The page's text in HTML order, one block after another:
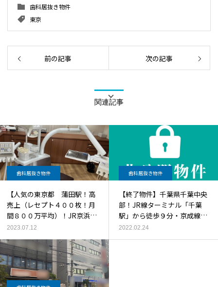
東京
前の記事 次の記事
関連記事
歯科居抜き物件
【人気の東京都 蒲田駅！高
売上（レセプト４００枚！月
間８００万平均）！JR京浜東
北線「蒲田駅」徒歩５分！
KAVO製最上位CT・マイクロ
材充実！内装美麗！地域スー
パー目の前・駅近交差点角地
の好立地！】超盛業中の歯科
居抜き物件
2023.07.12
【終了物件】千葉県千葉中央
部！JR線ターミナル「千葉
駅」から徒歩９分・京成線
「千葉中央駅」から徒歩３
分！大通り路面ビル２、３階
2022.02.24
歯科居抜き物件